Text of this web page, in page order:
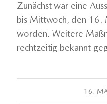
Zunächst war eine
bis Mittwoch, den 16.
worden. Weitere
rechtzeitig bekannt
16.